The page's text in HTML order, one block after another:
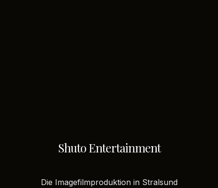
Shuto Entertainment
Die Imagefilmproduktion in Stralsund